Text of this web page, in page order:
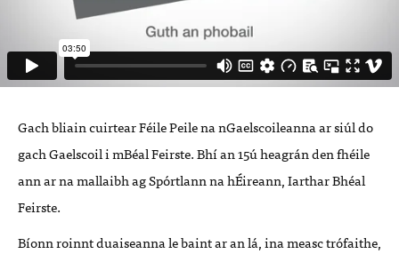
Gach bliain cuirtear Féile Peile na nGaelscoileanna ar siúl do
gach Gaelscoil i mBéal Feirste. Bhí an 15ú heagrán den fhéile
ann ar na mallaibh ag Spórtlann na hÉireann, Iarthar Bhéal
Feirste.
Bíonn roinnt duaiseanna le baint ar an lá, ina measc trófaithe,